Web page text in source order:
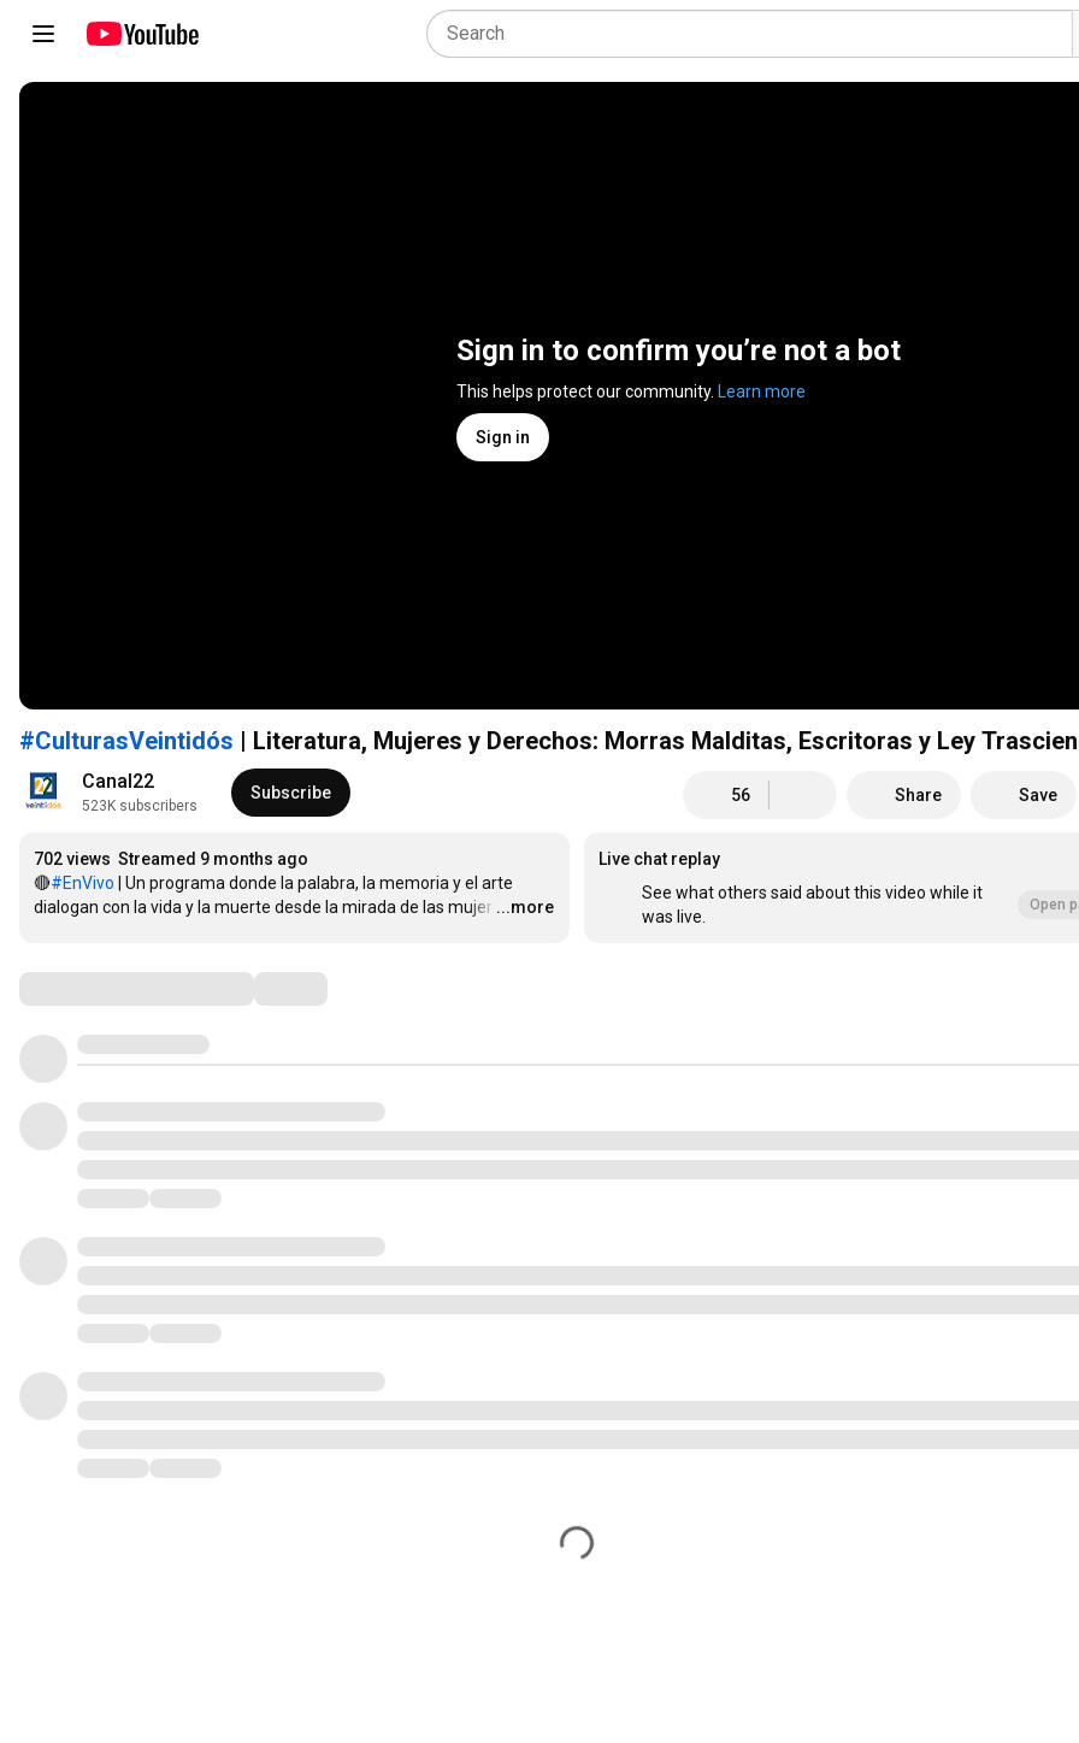
Sign in to confirm you’re not a bot
This helps protect our community. Learn more
Sign in
#CulturasVeintidós | Literatura, Mujeres y Derechos: Morras Malditas, Escritoras y Ley
Canal22
523K subscribers
Subscribe 56 Share Save
702 views Streamed 9 months ago
🔴#EnVivo | Un programa donde la palabra, la memoria y el arte
dialogan con la vida y la muerte desde la mirada de las mujer …
...more
Live chat replay
See what others said about this video while it
was live.
Open